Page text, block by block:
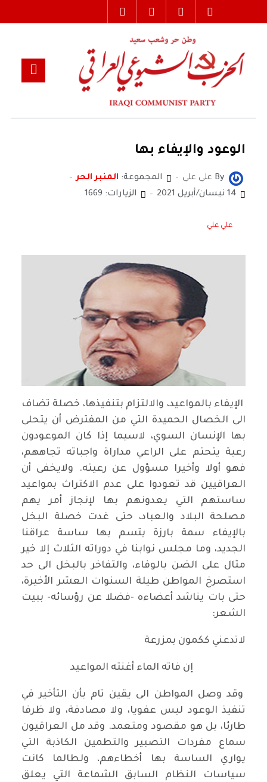
الوعود والإيفاء بها
By علي علي المجموعة: المنبر الحر
14 نيسان/أبريل 2021
الزيارات: 1669
علي علي
الإيفاء بالمواعيد، والالتزام بتنفيذها، خصلة تضاف
الى الخصال الحميدة التي من المفترض أن يتحلى
بها الإنسان السوي، لاسيما إذا كان الموعودون
رعية يتحتم على الراعي مداراة واجباته تجاههم،
فهو أولا وأخيرا مسؤول عن رعيته. ولايخفى أن
العراقيين قد تعودوا على عدم الاكتراث بمواعيد
ساستهم التي يعدونهم بها لإنجاز أمر يهم
مصلحة البلاد والعباد، حتى غدت خصلة البخل
بالإيفاء سمة بارزة يتسم بها ساسة عراقنا
الجديد، وما مجلس نوابنا في دوراته الثلاث إلا خير
مثال على الضن بالوفاء، والتفاخر بالبخل الى حد
استصرخ المواطن طيلة السنوات العشر الأخيرة،
حتى بات يناشد أعضاءه -فضلا عن رؤسائه- ببيت
الشعر:
لاتدعني ككمون بمزرعة
إن فاته الماء أغنته المواعيد
وقد وصل المواطن الى يقين تام بأن التأخير في
تنفيذ الوعود ليس عفويا، ولا مصادفة، ولا ظرفا
طارئا، بل هو مقصود ومتعمد. وقد مل العراقيون
سماع مفردات التصبير والتطمين الكاذبة التي
يواري الساسة بها أخطاءهم، ولطالما كانت
سياسات النظام السابق الشماعة التي يعلق